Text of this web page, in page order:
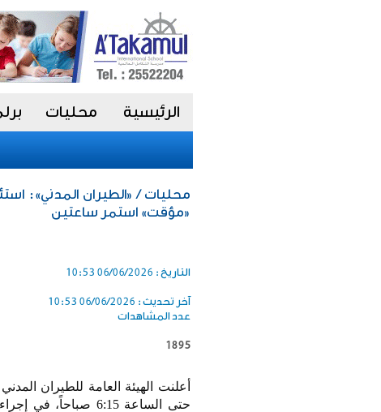
الرئيسية محليات
محليات / «الطيران المدني»:
«مؤقت» استمر ساعتين
التاريخ : 06/06/2026 10:53
آخر تحديث : 06/06/2026 10:53
عدد المشاهدات
1895
حتى الساعة 6:15